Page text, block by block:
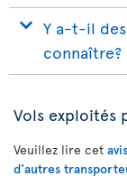
Y a-t-il
connaître?
Vols exploités
Veuillez lire cet
d'autres